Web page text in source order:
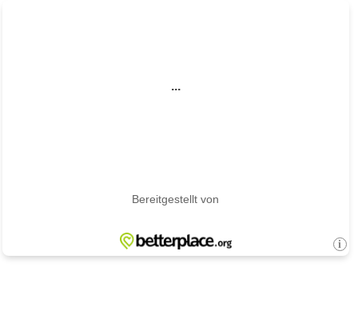
...
Bereitgestellt von
i